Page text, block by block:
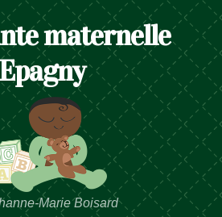
maternelle
Marie Boisard